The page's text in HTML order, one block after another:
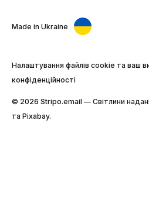
Made in Ukraine
Налаштування файлів cookie та ваш
конфіденційності
© 2026 Stripо.email — Світлини
та Pixabay.